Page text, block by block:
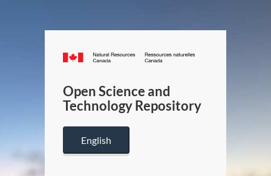
Canada.ca
/
Canada
Open Science and
Technology Repository
English